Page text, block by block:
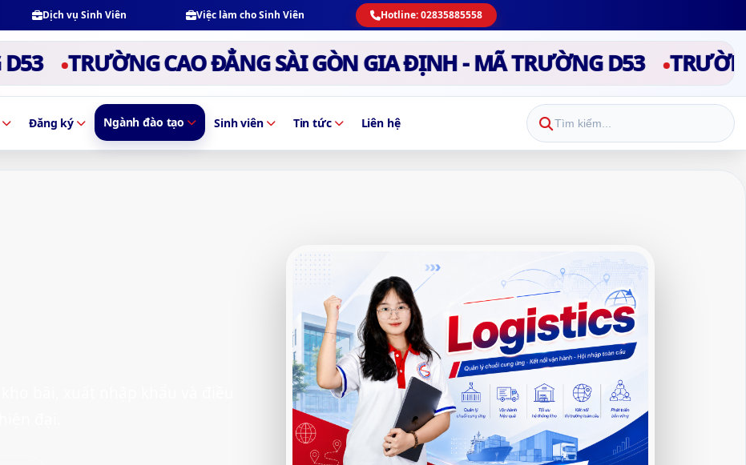
Dịch vụ Sinh Viên Việc làm cho Sinh Viên Hotline: 02835885558
TRƯỜNG CAO ĐẲNG SÀI GÒN GIA ĐỊNH - MÃ TRƯỜNG D53 TRƯỜNG
Đăng ký Ngành đào tạo Sinh viên Tin tức Liên hệ